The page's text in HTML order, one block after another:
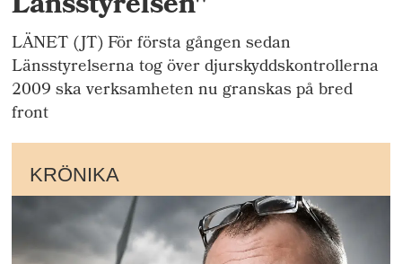
LÄNET (JT) För första gången sedan
Länsstyrelserna tog över djurskyddskontrollerna
2009 ska verksamheten nu granskas på bred
front
KRÖNIKA